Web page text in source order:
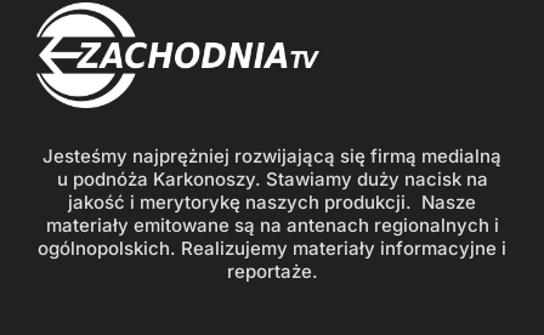
Jesteśmy najprężniej rozwijającą się firmą medialną
u podnóża Karkonoszy. Stawiamy duży nacisk na
jakość i merytorykę naszych produkcji. Nasze
materiały emitowane są na antenach regionalnych i
ogólnopolskich. Realizujemy materiały informacyjne i
reportaże.